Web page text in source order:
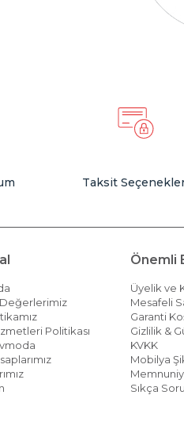
Taksit
Politikası
Önemli
Üyelik ve
Mesafeli
Garanti
Gizlilik &
KVKK
Mobilya
Sıkça